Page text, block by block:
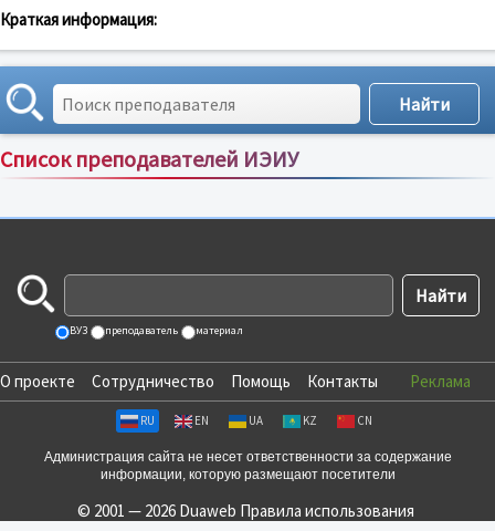
Краткая информация:
Список преподавателей ИЭИУ
Сортировка по:имени;рейтингу;отзывам
ВУЗ преподаватель материал
О проекте Сотрудничество Помощь Контакты Реклама
RU EN UA KZ CN
Администрация сайта не несет ответственности за содержание
информации, которую размещают посетители
© 2001 — 2026 Duaweb Правила использования